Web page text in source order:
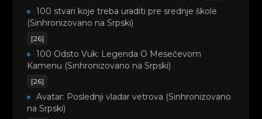
100 stvari koje treba uraditi pre srednje škole
(Sinhronizovano na Srpski)
[26]
100 Odsto Vuk: Legenda O Mesečevom
Kamenu (Sinhronizovano na Srpski)
[26]
Avatar: Poslednji vladar vetrova (Sinhronizovano
na Srpski)